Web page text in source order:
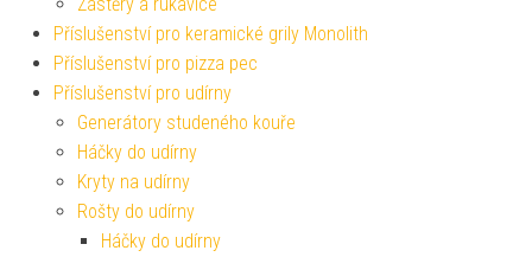
Příslušenství pro keramické grily Monolith
Příslušenství pro pizza pec
Příslušenství pro udírny
Generátory studeného kouře
Háčky do udírny
Kryty na udírny
Rošty do udírny
Háčky do udírny